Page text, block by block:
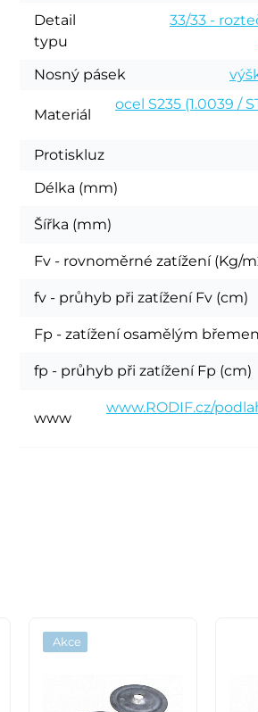
Detail
typu
33/33 -
Nosný pásek
Materiál
ocel S235 (1.0039 /
Protiskluz
Délka (mm)
Šířka (mm)
Fv - rovnoměrné zatížení (Kg/
fv - průhyb při zatížení Fv (cm)
Fp - zatížení osamělým
fp - průhyb při zatížení Fp (cm)
www
www.RODIF.cz/
Akce